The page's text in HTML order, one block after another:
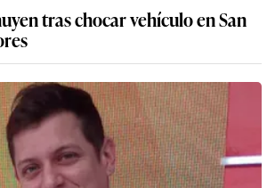
tras chocar vehículo en San